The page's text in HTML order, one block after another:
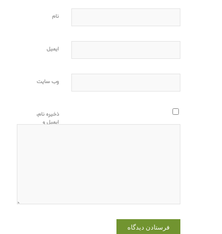
نام
ایمیل
وب‌ سایت
ذخیره نام،
ایمیل و